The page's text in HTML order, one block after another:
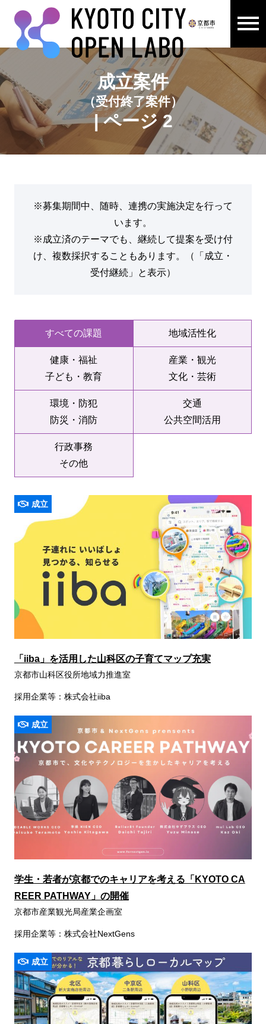
ここから本文です。
成立案件
（受付終了案件）
| ページ 2
※募集期間中、随時、連携の実施決定を行って
います。
※成立済のテーマでも、継続して提案を受け付
け、複数採択することもあります。（「成立・
受付継続」と表示）
すべての課題 地域活性化
健康・福祉
子ども・教育
産業・観光
文化・芸術
環境・防犯
防災・消防
交通
公共空間活用
行政事務
その他
成立
「iiba」を活用した山科区の子育てマップ充実
京都市山科区役所地域力推進室
採用企業等：株式会社iiba
成立
学生・若者が京都でのキャリアを考える「KYOTO CA
REER PATHWAY」の開催
京都市産業観光局産業企画室
採用企業等：株式会社NextGens
成立